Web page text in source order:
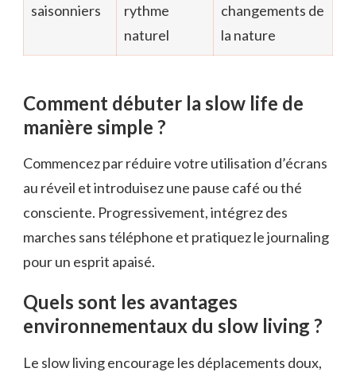
saisonniers
rythme
naturel
changements de
la nature
Comment débuter la slow life de
manière simple ?
Commencez par réduire votre utilisation d’écrans
au réveil et introduisez une pause café ou thé
consciente. Progressivement, intégrez des
marches sans téléphone et pratiquez le journaling
pour un esprit apaisé.
Quels sont les avantages
environnementaux du slow living ?
Le slow living encourage les déplacements doux,